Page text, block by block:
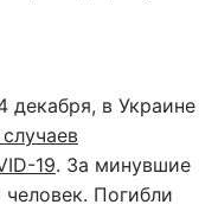
в Украине
19. За минувшие
Погибли